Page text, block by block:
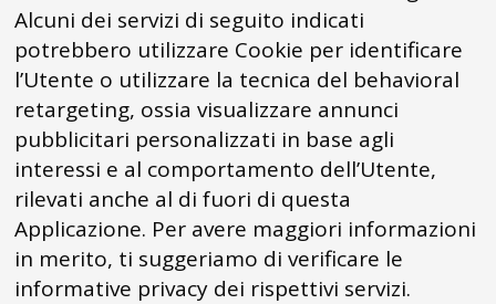
Alcuni dei servizi di seguito indicati
potrebbero utilizzare Cookie per identificare
l’Utente o utilizzare la tecnica del behavioral
retargeting, ossia visualizzare annunci
pubblicitari personalizzati in base agli
interessi e al comportamento dell’Utente,
rilevati anche al di fuori di questa
Applicazione. Per avere maggiori informazioni
in merito, ti suggeriamo di verificare le
informative privacy dei rispettivi servizi.